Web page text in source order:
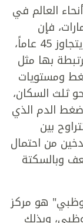
العالم في
فإن
حوالي نصف حالاتها تحدث في سن لا يتجاوز 45 عاماً،
بها مثل
ومستويات
ثلث السكان،
ضغط الدم الذي
بين
من احتمال
وبالسكتة
هو مركز
وبذلك